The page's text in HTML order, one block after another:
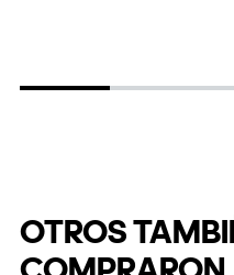
OTROS